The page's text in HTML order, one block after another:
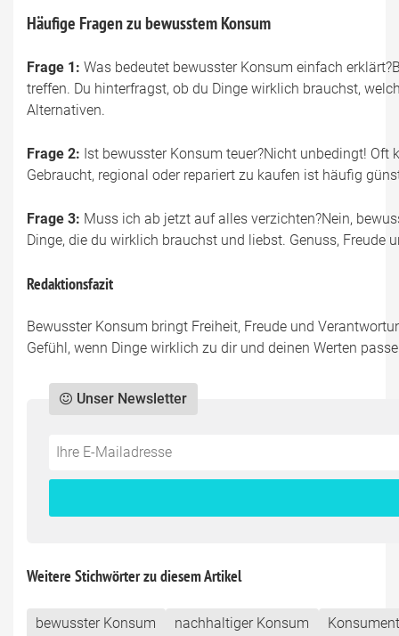
Häufige Fragen zu bewusstem Konsum
Frage 1: Was bedeutet bewusster Konsum einfach
treffen. Du hinterfragst, ob du Dinge wirklich brauchst,
Alternativen.
Frage 2: Ist bewusster Konsum teuer?Nicht unbedingt! Oft
Gebraucht, regional oder repariert zu kaufen ist häufig
Frage 3: Muss ich ab jetzt auf alles verzichten?Nein,
Dinge, die du wirklich brauchst und liebst. Genuss,
Redaktionsfazit
Bewusster Konsum bringt Freiheit, Freude und
Gefühl, wenn Dinge wirklich zu dir und deinen Werten
Do
fill
Unser Newsletter
*Ihre
Mailadresse:
Weitere Stichwörter zu diesem Artikel
bewusster Konsum nachhaltiger Konsum